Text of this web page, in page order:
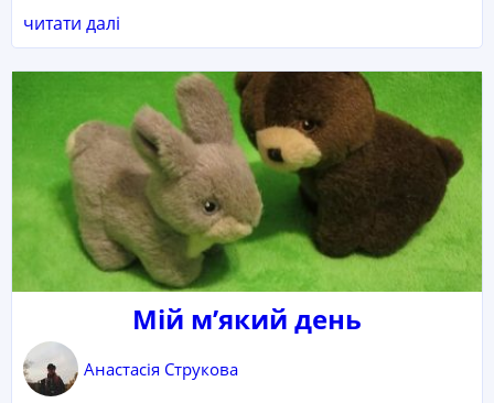
читати далі
Мій м’який день
Анастасія Струкова